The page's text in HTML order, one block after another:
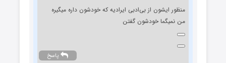
منظور ایشون از بی‌ادبی ایرادیه که خودشون داره میگیره
من نمیگما خودشون گفتن
پاسخ